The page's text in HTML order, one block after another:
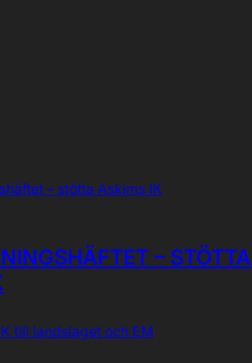
– STÖTTA